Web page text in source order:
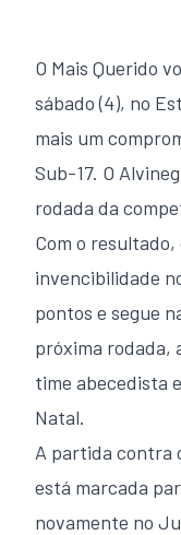
O Mais Querido
sábado (4), no
mais um
Sub-17. O
rodada da
Com o
invencibilidade
pontos e segue
próxima rodada,
time abecedista
Natal.
A partida contra
está marcada
novamente no